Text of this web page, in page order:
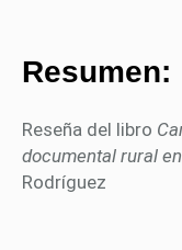
Resumen:
Reseña del libro
documental rural
Rodríguez